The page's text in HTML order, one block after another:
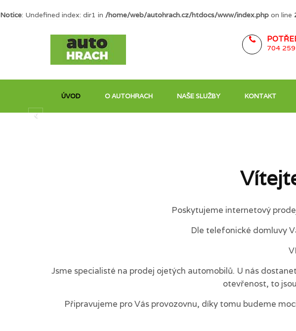
Notice: Undefined index: dir1 in /home/web/autohrach.cz/htdocs/www/index.php on line
704
ÚVOD O AUTOHRACH NAŠE SLUŽBY KONTAKT
Poskytujeme internetový
Dle telefonické domluvy
Jsme specialisté na prodej ojetých automobilů. U nás
otevřenost, to
Připravujeme pro Vás provozovnu, díky tomu budeme